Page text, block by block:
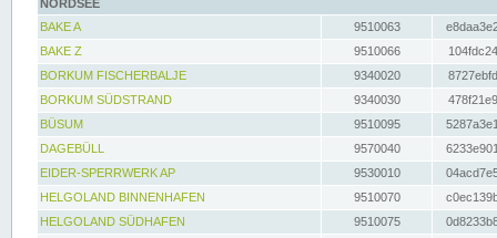
NORDSEE
BAKE A
9510063
BAKE Z
9510066
BORKUM FISCHERBALJE
9340020
BORKUM SÜDSTRAND
9340030
BÜSUM
9510095
DAGEBÜLL
9570040
EIDER-SPERRWERK AP
9530010
HELGOLAND BINNENHAFEN
9510070
HELGOLAND SÜDHAFEN
9510075